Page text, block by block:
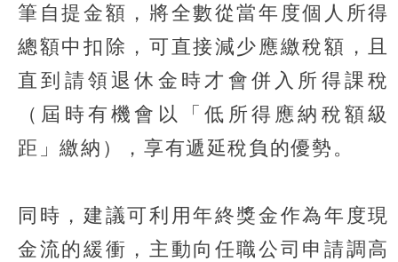
筆自提金額，將全數從當年度個人所得
總額中扣除，可直接減少應繳稅額，且
直到請領退休金時才會併入所得課稅
（屆時有機會以「低所得應納稅額級
距」繳納），享有遞延稅負的優勢。
同時，建議可利用年終獎金作為年度現
金流的緩衝，主動向任職公司申請調高